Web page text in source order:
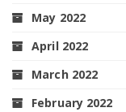
May 2022
April 2022
March 2022
February 2022